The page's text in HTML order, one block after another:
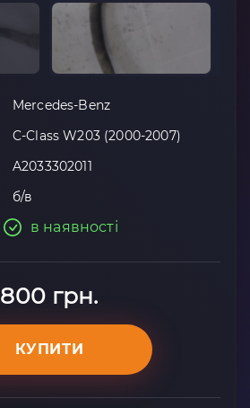
Mercedes-Benz
C-Class W203 (2000-2007)
A2033302011
б/в
в наявності
800 грн.
КУПИТИ